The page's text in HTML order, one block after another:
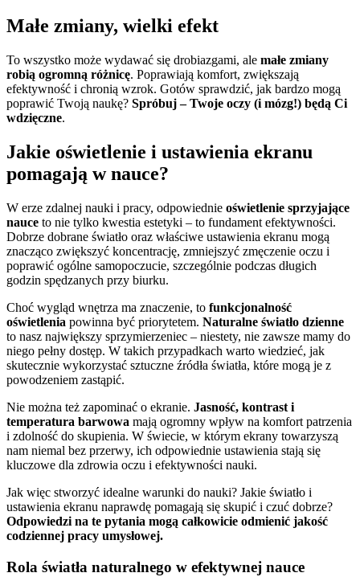
Małe zmiany, wielki efekt
To wszystko może wydawać się drobiazgami, ale małe zmiany
robią ogromną różnicę. Poprawiają komfort, zwiększają
efektywność i chronią wzrok. Gotów sprawdzić, jak bardzo mogą
poprawić Twoją naukę? Spróbuj – Twoje oczy (i mózg!) będą Ci
wdzięczne.
Jakie oświetlenie i ustawienia ekranu
pomagają w nauce?
W erze zdalnej nauki i pracy, odpowiednie oświetlenie sprzyjające
nauce to nie tylko kwestia estetyki – to fundament efektywności.
Dobrze dobrane światło oraz właściwe ustawienia ekranu mogą
znacząco zwiększyć koncentrację, zmniejszyć zmęczenie oczu i
poprawić ogólne samopoczucie, szczególnie podczas długich
godzin spędzanych przy biurku.
Choć wygląd wnętrza ma znaczenie, to funkcjonalność
oświetlenia powinna być priorytetem. Naturalne światło dzienne
to nasz największy sprzymierzeniec – niestety, nie zawsze mamy do
niego pełny dostęp. W takich przypadkach warto wiedzieć, jak
skutecznie wykorzystać sztuczne źródła światła, które mogą je z
powodzeniem zastąpić.
Nie można też zapominać o ekranie. Jasność, kontrast i
temperatura barwowa mają ogromny wpływ na komfort patrzenia
i zdolność do skupienia. W świecie, w którym ekrany towarzyszą
nam niemal bez przerwy, ich odpowiednie ustawienia stają się
kluczowe dla zdrowia oczu i efektywności nauki.
Jak więc stworzyć idealne warunki do nauki? Jakie światło i
ustawienia ekranu naprawdę pomagają się skupić i czuć dobrze?
Odpowiedzi na te pytania mogą całkowicie odmienić jakość
codziennej pracy umysłowej.
Rola światła naturalnego w efektywnej nauce